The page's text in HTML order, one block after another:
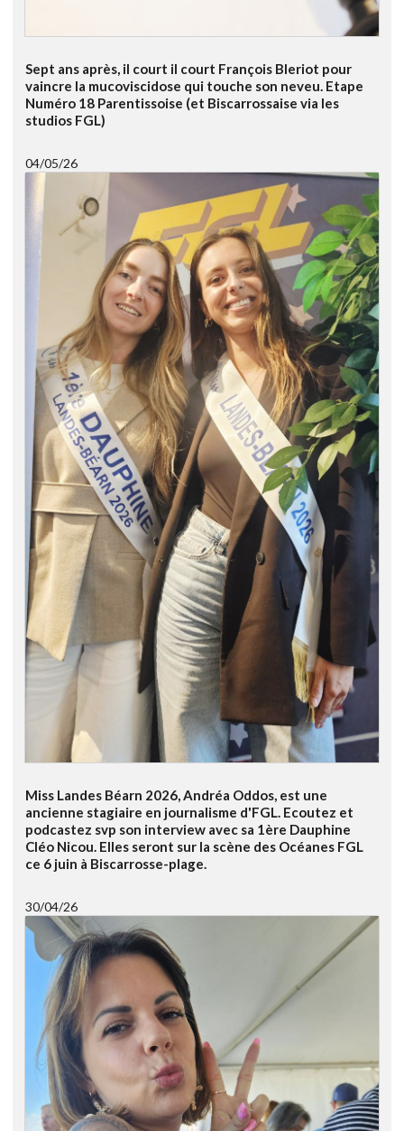
Sept ans après, il court il court François Bleriot pour
vaincre la mucoviscidose qui touche son neveu. Etape
Numéro 18 Parentissoise (et Biscarrossaise via les
studios FGL)
04/05/26
Miss Landes Béarn 2026, Andréa Oddos, est une
ancienne stagiaire en journalisme d'FGL. Ecoutez et
podcastez svp son interview avec sa 1ère Dauphine
Cléo Nicou. Elles seront sur la scène des Océanes FGL
ce 6 juin à Biscarrosse-plage.
30/04/26